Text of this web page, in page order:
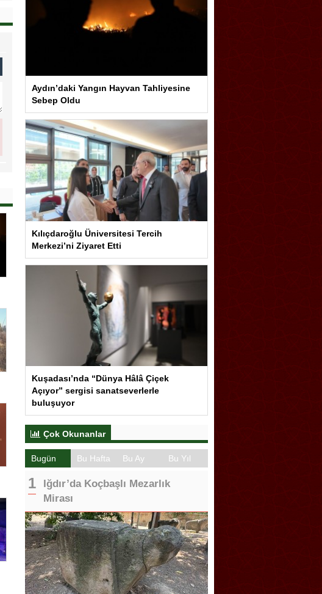
Aydın’daki Yangın Hayvan Tahliyesine
Sebep Oldu
Kılıçdaroğlu Üniversitesi Tercih
Merkezi’ni Ziyaret Etti
Kuşadası’nda “Dünya Hâlâ Çiçek
Açıyor” sergisi sanatseverlerle
buluşuyor
Çok Okunanlar
Bugün Bu Hafta Bu Ay Bu Yıl
Iğdır’da Koçbaşlı Mezarlık
Mirası